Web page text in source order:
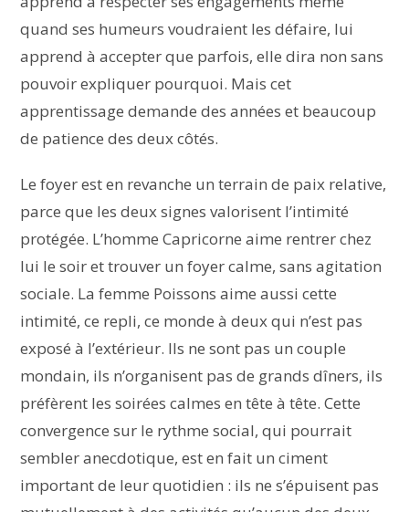
quand ses humeurs voudraient les défaire, lui
apprend à accepter que parfois, elle dira non sans
pouvoir expliquer pourquoi. Mais cet
apprentissage demande des années et beaucoup
de patience des deux côtés.
Le foyer est en revanche un terrain de paix relative,
parce que les deux signes valorisent l’intimité
protégée. L’homme Capricorne aime rentrer chez
lui le soir et trouver un foyer calme, sans agitation
sociale. La femme Poissons aime aussi cette
intimité, ce repli, ce monde à deux qui n’est pas
exposé à l’extérieur. Ils ne sont pas un couple
mondain, ils n’organisent pas de grands dîners, ils
préfèrent les soirées calmes en tête à tête. Cette
convergence sur le rythme social, qui pourrait
sembler anecdotique, est en fait un ciment
important de leur quotidien : ils ne s’épuisent pas